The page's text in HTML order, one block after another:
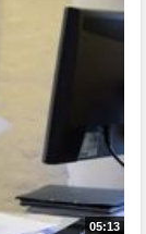
05:13